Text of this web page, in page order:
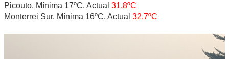
Picouto. Mínima 17ºC. Actual 31,8ºC
Monterrei Sur. Mínima 16ºC. Actual 32,7ºC